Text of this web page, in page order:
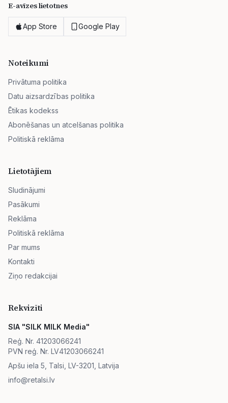
E-avīzes lietotnes
App Store Google Play
Noteikumi
Privātuma politika
Datu aizsardzības politika
Ētikas kodekss
Abonēšanas un atcelšanas politika
Politiskā reklāma
Lietotājiem
Sludinājumi
Pasākumi
Reklāma
Politiskā reklāma
Par mums
Kontakti
Ziņo redakcijai
Rekvizīti
SIA "SILK MILK Media"
Reģ. Nr. 41203066241
PVN reģ. Nr. LV41203066241
Apšu iela 5, Talsi, LV-3201, Latvija
info@retalsi.lv